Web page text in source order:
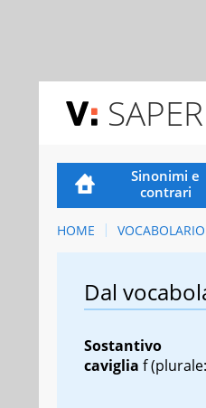
Sinonimi e
contrari
HOME VOCABOLARIO
Dal
Sostantivo
caviglia f